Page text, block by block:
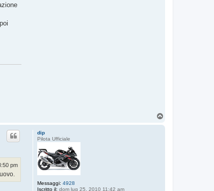
dip
Pilota Ufficiale
Messaggi: 4928
Iscritto il: dom lug 25, 2010 11:42 am
pm